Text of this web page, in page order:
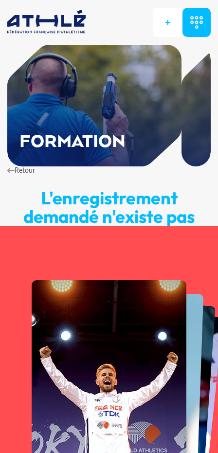
+
FORMATION
Retour
L'enregistrement
demandé n'existe pas